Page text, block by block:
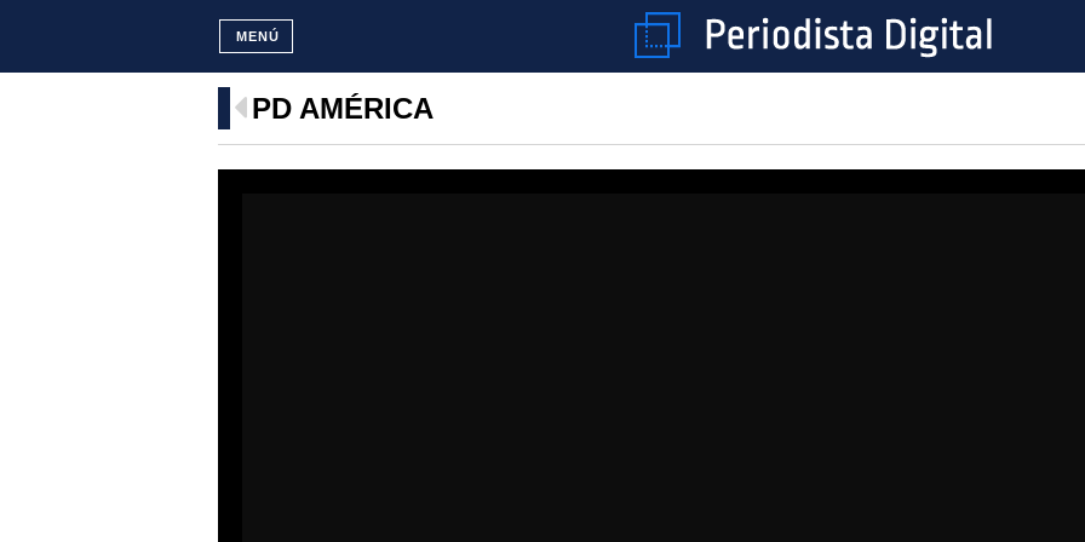
MENÚ
PD AMÉRICA